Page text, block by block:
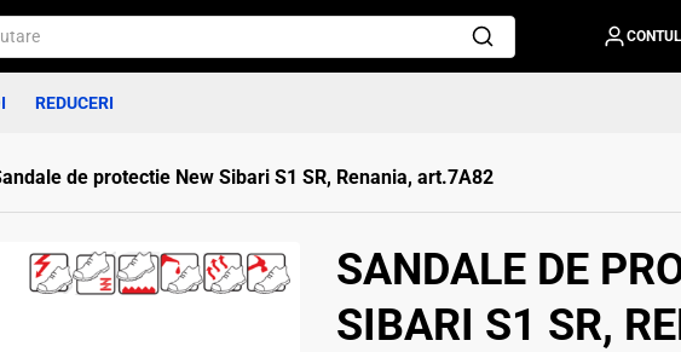
REDUCERI
de protectie New Sibari S1 SR, Renania, art.7A82
SANDALE DE
SIBARI S1 SR,